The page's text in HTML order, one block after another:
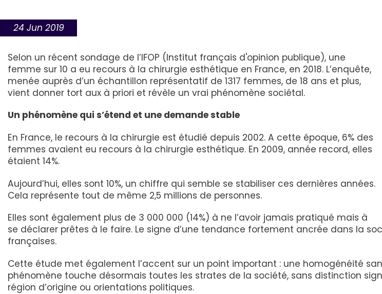
24 Jun 2019
Selon un récent sondage de l’IFOP (Institut français d'opinion publique), une
femme sur 10 a eu recours à la chirurgie esthétique en France, en 2018. L’enquête,
menée auprès d’un échantillon représentatif de 1317 femmes, de 18 ans et plus,
vient donner tort aux à priori et révèle un vrai phénomène sociétal.
Un phénomène qui s’étend et une demande stable
En France, le recours à la chirurgie est étudié depuis 2002. A cette époque, 6% des
femmes avaient eu recours à la chirurgie esthétique. En 2009, année record, elles
étaient 14%.
Aujourd’hui, elles sont 10%, un chiffre qui semble se stabiliser ces dernières années.
Cela représente tout de même 2,5 millions de personnes.
Elles sont également plus de 3 000 000 (14%) à ne l’avoir jamais pratiqué mais à
se déclarer prêtes à le faire. Le signe d’une tendance fortement ancrée dans la
françaises.
Cette étude met également l’accent sur un point important : une homogénéité
phénomène touche désormais toutes les strates de la société, sans distinction
région d’origine ou orientations politiques.